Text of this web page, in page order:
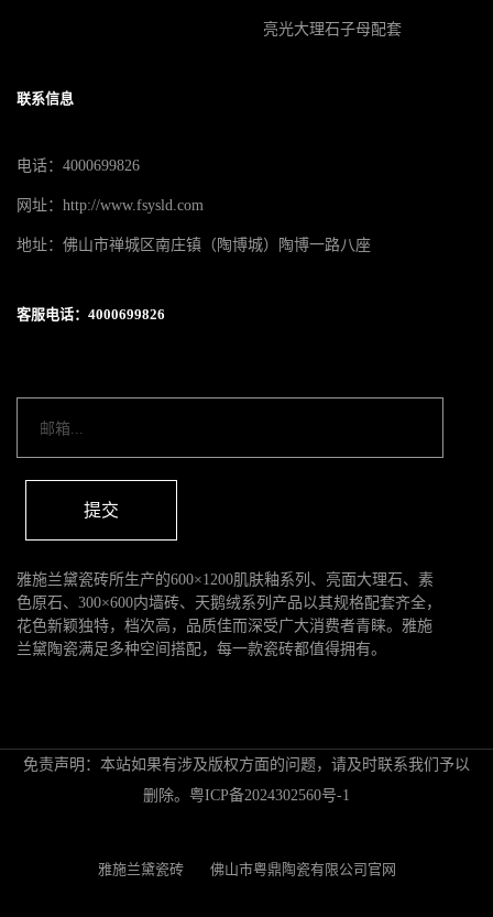
亮光大理石子母配套
联系信息
电话：4000699826
网址：http://www.fsysld.com
地址：佛山市禅城区南庄镇（陶博城）陶博一路八座
客服电话：4000699826
提交
雅施兰黛瓷砖所生产的600×1200肌肤釉系列、亮面大理石、素
色原石、300×600内墙砖、天鹅绒系列产品以其规格配套齐全，
花色新颖独特，档次高，品质佳而深受广大消费者青睐。雅施
兰黛陶瓷满足多种空间搭配，每一款瓷砖都值得拥有。
免责声明：本站如果有涉及版权方面的问题，请及时联系我们予以
删除。 粤ICP备2024302560号-1
雅施兰黛瓷砖 佛山市粤鼎陶瓷有限公司官网